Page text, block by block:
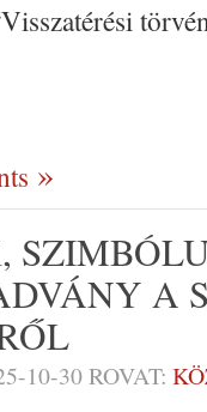
A
10-30ROVAT: